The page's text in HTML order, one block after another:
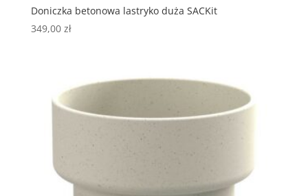
Doniczka betonowa lastryko duża SACKit
349,00 zł